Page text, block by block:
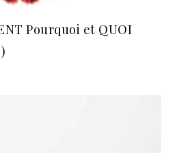
Pourquoi et QUOI